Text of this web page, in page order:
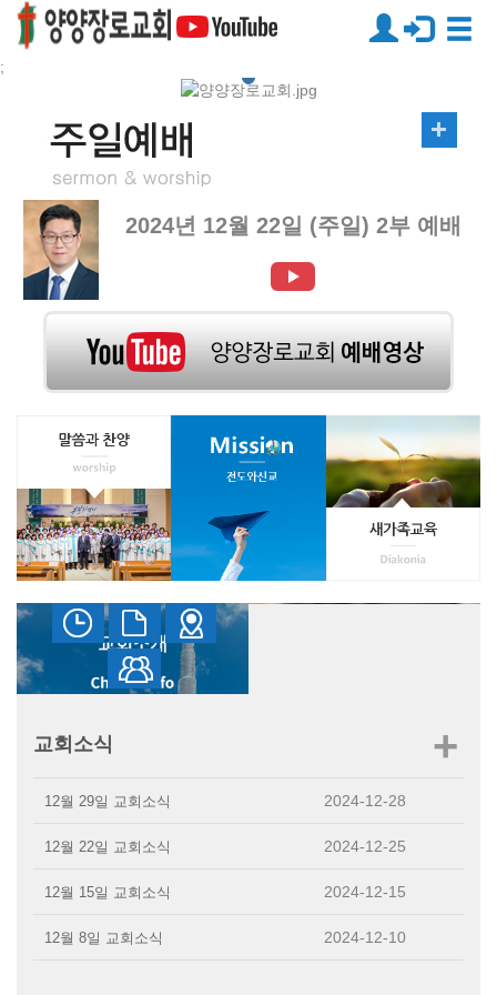
;
2024년 12월 22일 (주일) 2부 예배
교회소식 +
12월 29일 교회소식 2024-12-28
12월 22일 교회소식 2024-12-25
12월 15일 교회소식 2024-12-15
12월 8일 교회소식 2024-12-10